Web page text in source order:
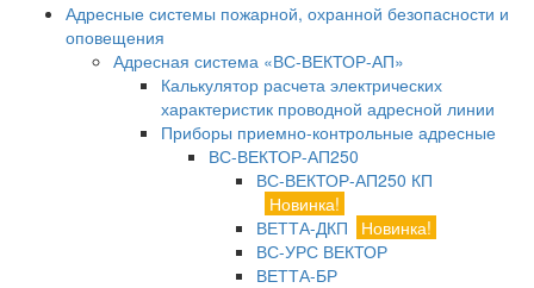
Адресные системы пожарной, охранной безопасности и
оповещения
Адресная система «ВС-ВЕКТОР-АП»
Калькулятор расчета электрических
характеристик проводной адресной линии
Приборы приемно-контрольные адресные
ВС-ВЕКТОР-АП250
ВС-ВЕКТОР-АП250 КП
Новинка!
ВЕТТА-ДКП
Новинка!
ВС-УРС ВЕКТОР
ВЕТТА-БР